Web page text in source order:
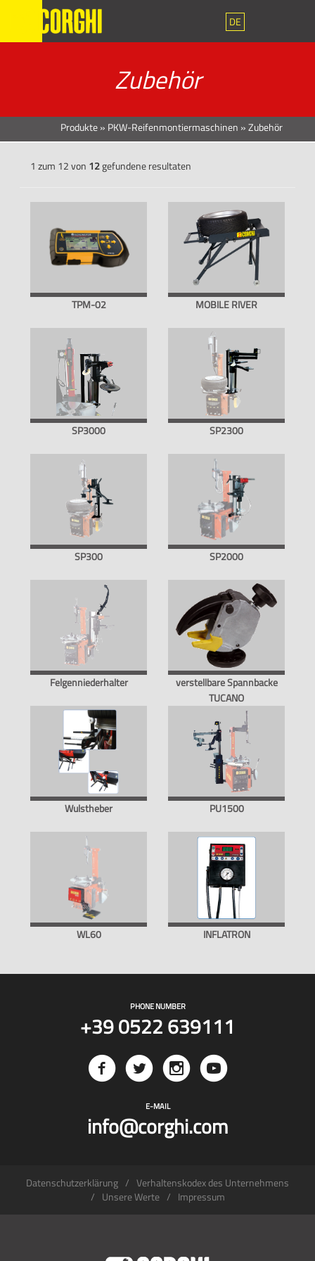
DE
Zubehör
Produkte» PKW-Reifenmontiermaschinen »Zubehör
1 zum 12 von 12gefundene resultaten
TPM-02 MOBILE RIVER
SP3000 SP2300
SP300 SP2000
Felgenniederhalter
verstellbare Spannbacke
TUCANO
Wulstheber PU1500
WL60 INFLATRON
PHONE NUMBER
+39 0522 639111
E-MAIL
info@corghi.com
Datenschutzerklärung
Verhaltenskodex des Unternehmens
Unsere Werte
Impressum